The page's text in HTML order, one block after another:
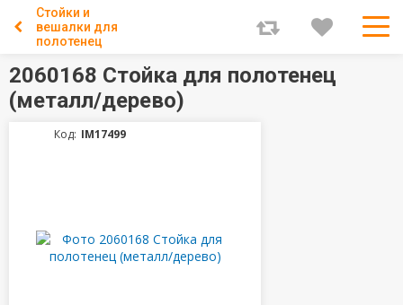
Стойки и
вешалки для
полотенец
2060168 Стойка для полотенец
(металл/дерево)
Код: IM17499